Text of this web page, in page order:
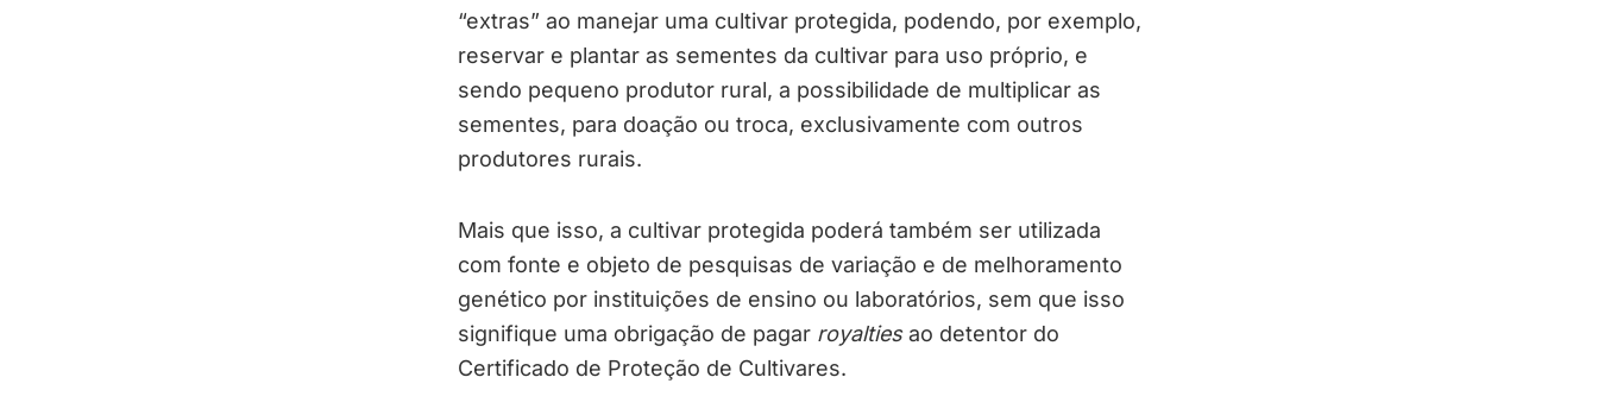
“extras” ao manejar uma cultivar protegida, podendo, por exemplo,
reservar e plantar as sementes da cultivar para uso próprio, e
sendo pequeno produtor rural, a possibilidade de multiplicar as
sementes, para doação ou troca, exclusivamente com outros
produtores rurais.
Mais que isso, a cultivar protegida poderá também ser utilizada
com fonte e objeto de pesquisas de variação e de melhoramento
genético por instituições de ensino ou laboratórios, sem que isso
signifique uma obrigação de pagar royaltiesao detentor do
Certificado de Proteção de Cultivares.